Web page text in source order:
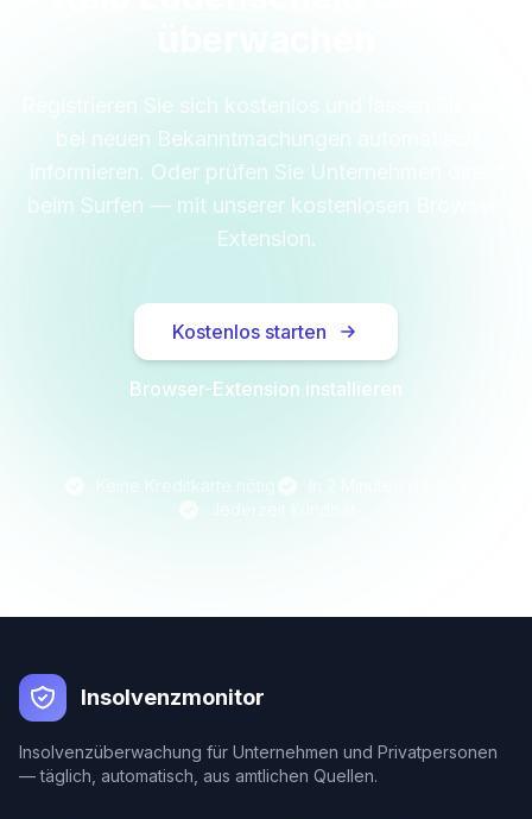
Registrieren Sie sich kostenlos und lassen Sie sich
bei neuen Bekanntmachungen automatisch
informieren. Oder prüfen Sie Unternehmen direkt
beim Surfen — mit unserer kostenlosen Browser-
Extension.
Kostenlos starten
Browser-Extension installieren
Insolvenzmonitor
Insolvenzüberwachung für Unternehmen und Privatpersonen
— täglich, automatisch, aus amtlichen Quellen.